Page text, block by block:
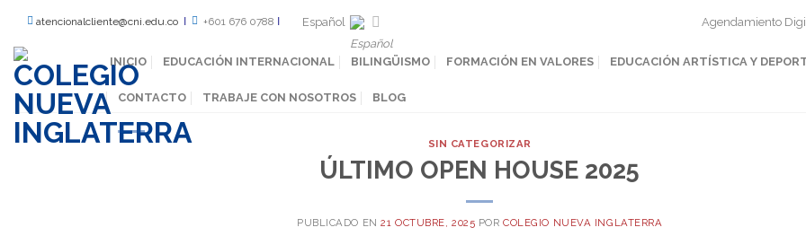
atencionalcliente@cni.edu.co +601 676 0788 Español Agendamiento
INICIO EDUCACIÓN INTERNACIONAL BILINGÜISMO FORMACIÓN EN VALORES EDUCACIÓN ARTÍSTICA Y
CONTACTO TRABAJE CON NOSOTROS BLOG
SIN CATEGORIZAR
ÚLTIMO OPEN HOUSE 2025
PUBLICADO EN21 OCTUBRE, 2025 PORCOLEGIO NUEVA INGLATERRA